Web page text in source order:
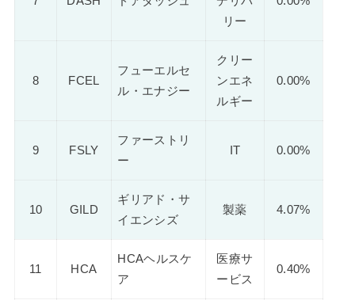
リー
8 FCEL
フューエルセ
ル・エナジー
クリー
ンエネ
ルギー
0.00%
9 FSLY
ファーストリ
ー
IT 0.00%
10 GILD
ギリアド・サ
イエンシズ
製薬 4.07%
11 HCA
HCAヘルスケ
ア
医療サ
ービス
0.40%